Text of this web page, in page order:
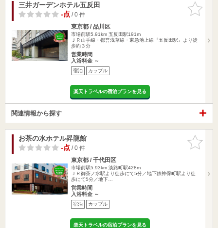
お気に入
りに追加
三井ガーデンホテル五反田
-点/ 0 件
東京都 / 品川区
市場前駅5.91km 五反田駅191m
ＪＲ山手線・都営浅草線・東急池上線『五反田駅』より徒
歩約３分
営業時間
入浴料金 ～
宿泊 カップル
楽天トラベルの宿泊プランを見る
関連情報から探す
お気に入
りに追加
お茶の水ホテル昇龍館
-点/ 0 件
東京都 / 千代田区
市場前駅5.93km 淡路町駅428m
ＪＲ御茶ノ水駅より徒歩にて5分／地下鉄神保町駅より徒
歩にて5分／地下…
営業時間
入浴料金 ～
宿泊 カップル
楽天トラベルの宿泊プランを見る